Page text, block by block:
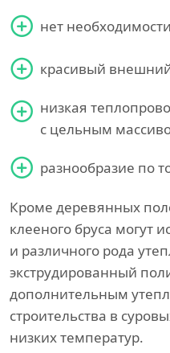
нет
красивый
низкая
с цельным
разнообразие по
Кроме деревянных
клееного бруса могут
и различного рода
экструдированный
дополнительным
строительства в
низких температур.